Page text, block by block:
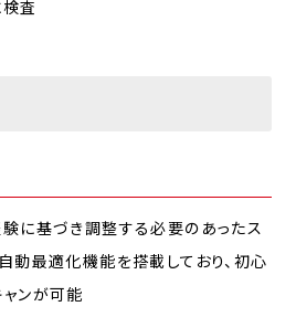
査
に基づき調整する必要のあったス
動最適化機能を搭載しており、初心
ンが可能